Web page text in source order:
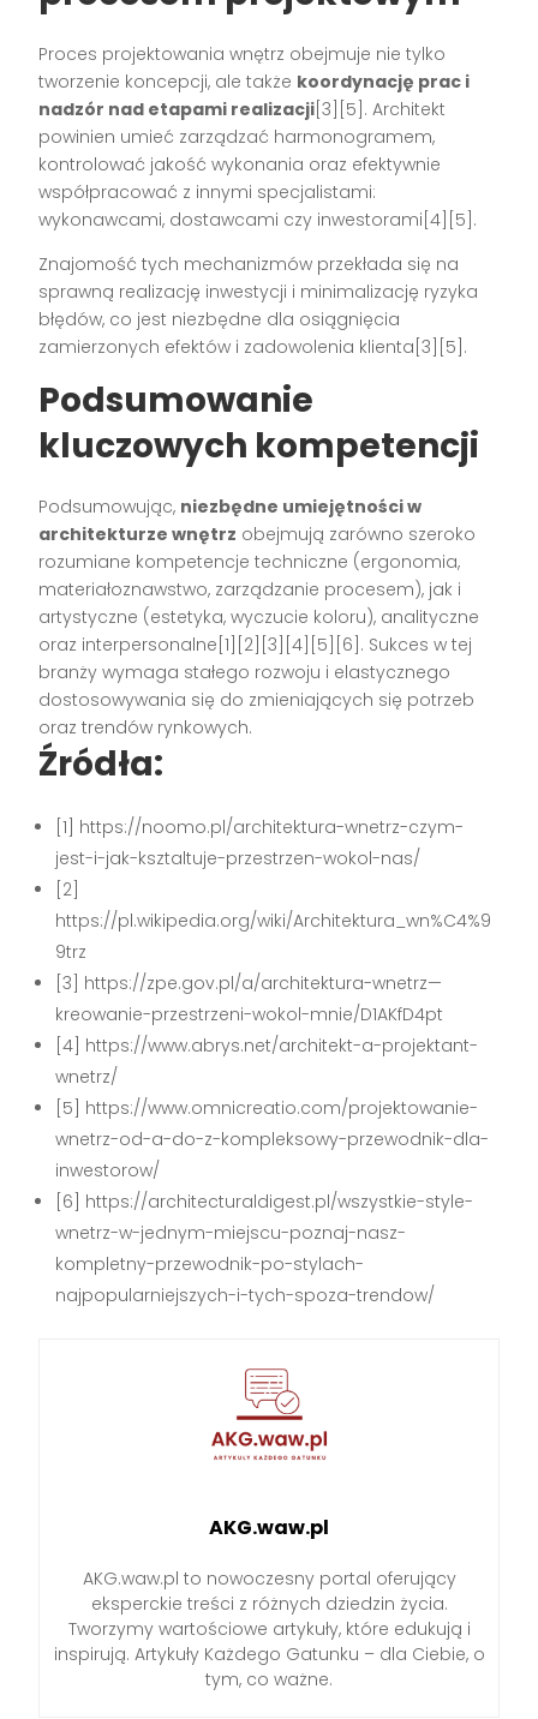
Proces projektowania wnętrz obejmuje nie tylko
tworzenie koncepcji, ale także koordynację prac i
nadzór nad etapami realizacji[3][5]. Architekt
powinien umieć zarządzać harmonogramem,
kontrolować jakość wykonania oraz efektywnie
współpracować z innymi specjalistami:
wykonawcami, dostawcami czy inwestorami[4][5].
Znajomość tych mechanizmów przekłada się na
sprawną realizację inwestycji i minimalizację ryzyka
błędów, co jest niezbędne dla osiągnięcia
zamierzonych efektów i zadowolenia klienta[3][5].
Podsumowanie
kluczowych kompetencji
Podsumowując, niezbędne umiejętności w
architekturze wnętrz obejmują zarówno szeroko
rozumiane kompetencje techniczne (ergonomia,
materiałoznawstwo, zarządzanie procesem), jak i
artystyczne (estetyka, wyczucie koloru), analityczne
oraz interpersonalne[1][2][3][4][5][6]. Sukces w tej
branży wymaga stałego rozwoju i elastycznego
dostosowywania się do zmieniających się potrzeb
oraz trendów rynkowych.
Źródła:
[1] https://noomo.pl/architektura-wnetrz-czym-
jest-i-jak-ksztaltuje-przestrzen-wokol-nas/
[2]
https://pl.wikipedia.org/wiki/Architektura_wn%C4%9
9trz
[3] https://zpe.gov.pl/a/architektura-wnetrz—
kreowanie-przestrzeni-wokol-mnie/D1AKfD4pt
[4] https://www.abrys.net/architekt-a-projektant-
wnetrz/
[5] https://www.omnicreatio.com/projektowanie-
wnetrz-od-a-do-z-kompleksowy-przewodnik-dla-
inwestorow/
[6] https://architecturaldigest.pl/wszystkie-style-
wnetrz-w-jednym-miejscu-poznaj-nasz-
kompletny-przewodnik-po-stylach-
najpopularniejszych-i-tych-spoza-trendow/
AKG.waw.pl
AKG.waw.pl to nowoczesny portal oferujący
eksperckie treści z różnych dziedzin życia.
Tworzymy wartościowe artykuły, które edukują i
inspirują. Artykuły Każdego Gatunku – dla Ciebie, o
tym, co ważne.